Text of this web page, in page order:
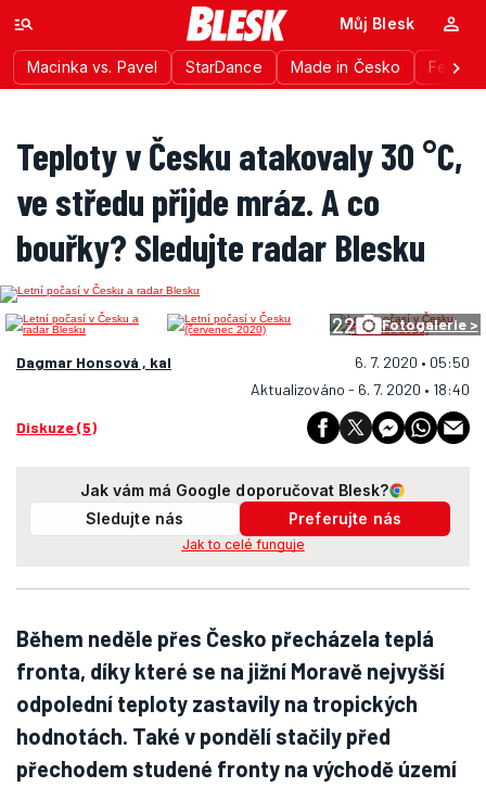
Macinka vs. Pavel StarDance Made in Česko
Můj Blesk
Teploty v Česku atakovaly 30 °C,
ve středu přijde mráz. A co
bouřky? Sledujte radar Blesku
22 Fotogalerie >
Dagmar Honsová , kal
6. 7. 2020 • 05:50
Aktualizováno - 6. 7. 2020 • 18:40
Diskuze (5)
Jak vám má Google doporučovat Blesk?
Sledujte nás
Preferujte nás
Jak to celé funguje
Během neděle přes Česko přecházela teplá
fronta, díky které se na jižní Moravě nejvyšší
odpolední teploty zastavily na tropických
hodnotách. Také v pondělí stačily před
přechodem studené fronty na východě území